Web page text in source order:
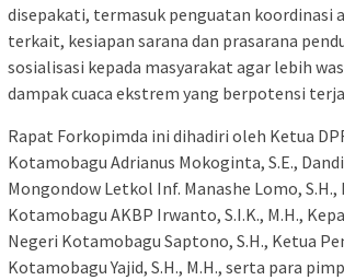
disepakati, termasuk penguatan koordinasi
terkait, kesiapan sarana dan prasarana
sosialisasi kepada masyarakat agar lebih
dampak cuaca ekstrem yang berpotensi
Rapat Forkopimda ini dihadiri oleh Ketua
Kotamobagu Adrianus Mokoginta, S.E.,
Mongondow Letkol Inf. Manashe Lomo, S.H.,
Kotamobagu AKBP Irwanto, S.I.K., M.H.,
Negeri Kotamobagu Saptono, S.H., Ketua
Kotamobagu Yajid, S.H., M.H., serta para